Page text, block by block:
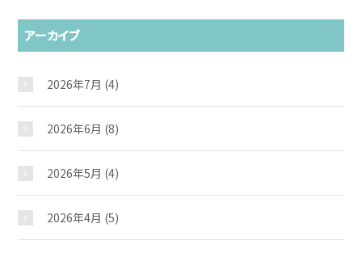
アーカイブ
2026年7月 (4)
2026年6月 (8)
2026年5月 (4)
2026年4月 (5)